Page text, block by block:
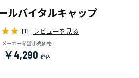
ルバイタルキャップ
[1] レビューを見る
メーカー希望小売価格
￥4,290